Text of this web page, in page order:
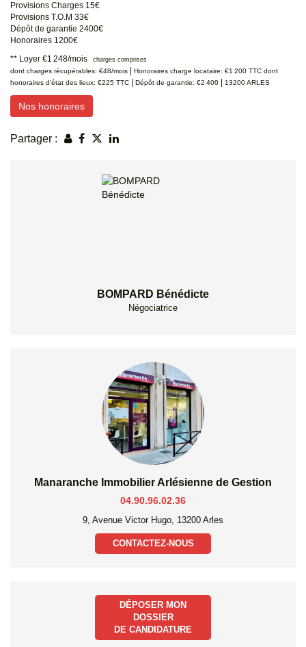
Provisions Charges 15€
Provisions T.O.M 33€
Dépôt de garantie 2400€
Honoraires 1200€
** Loyer €1 248/mois charges comprises
dont charges récupérables: €48/mois Honoraires charge locataire: €1 200 TTC dont
honoraires d'état des lieux: €225 TTC
Dépôt de garantie: €2 400 13200 ARLES
Nos honoraires
Partager :
BOMPARD Bénédicte
Négociatrice
Manaranche Immobilier Arlésienne de Gestion
04.90.96.02.36
9, Avenue Victor Hugo, 13200 Arles
CONTACTEZ-NOUS
DÉPOSER MON
DOSSIER
DE CANDIDATURE